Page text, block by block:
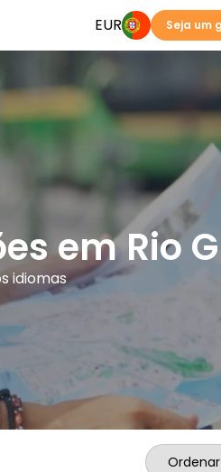
EUR Seja um
em Rio
idiomas